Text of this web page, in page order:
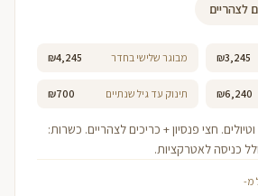
לצהריים
₪3,245 מבוגר שלישי בחדר ₪4,245
₪6,240 תינוק עד גיל שנתיים ₪700
חצי פנסיון + כריכים לצהריים. כשרות:
כניסה לאטרקציות.
מ-